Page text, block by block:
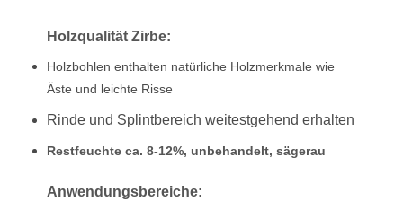
Holzqualität Zirbe:
Holzbohlen enthalten natürliche Holzmerkmale wie
Äste und leichte Risse
Rinde und Splintbereich weitestgehend erhalten
Restfeuchte ca. 8-12%, unbehandelt, sägerau
Anwendungsbereiche: